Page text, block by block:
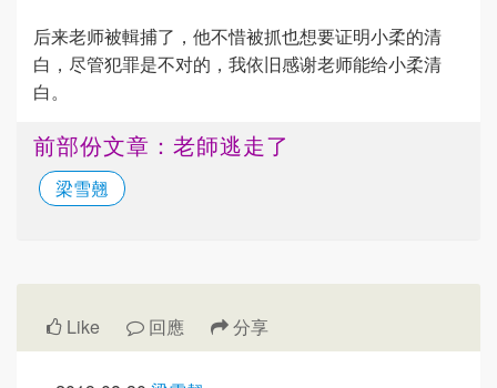
后来老师被輯捕了，他不惜被抓也想要证明小柔的清
白，尽管犯罪是不对的，我依旧感谢老师能给小柔清
白。
前部份文章：老師逃走了
梁雪翹
Like 回應 分享